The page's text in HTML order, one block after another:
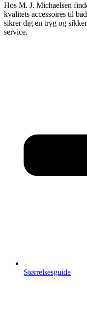
Hos M. J. Michaelsen
kvalitets accessoires til
sikrer dig en tryg og
service.
Størrelsesguide